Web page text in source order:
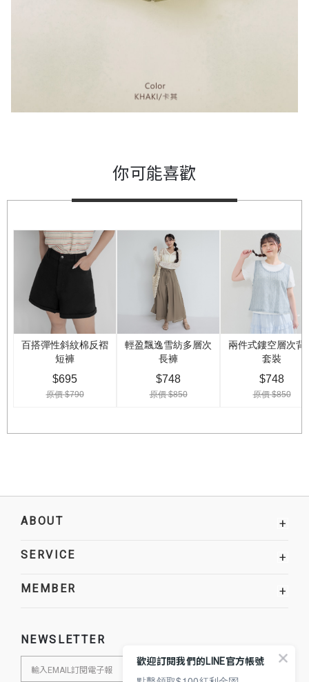
你可能喜歡
ABOUT +
SERVICE +
MEMBER +
NEWSLETTER
歡迎訂閱我們的LINE官方帳號